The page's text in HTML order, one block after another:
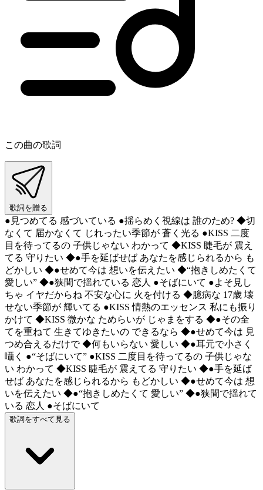
この曲の歌詞
歌詞を贈る
●見つめてる 感づいている ●揺らめく視線は 誰のため? ◆切
なくて 届かなくて じれったい季節が 蒼く光る ●KISS 二度
目を待ってるの 子供じゃない わかって ◆KISS 睫毛が 震え
てる 守りたい ◆●手を延ばせば あなたを感じられるから も
どかしい ◆●せめて今は 想いを伝えたい ◆“抱きしめたくて
愛しい” ◆●狭間で揺れている 恋人 ●そばにいて ●よそ見し
ちゃ イヤだからね 不安な心に 火を付ける ◆臆病な 17歳 壊
せない季節が 輝いてる ●KISS 情熱のエッセンス 私にも振り
かけて ◆KISS 微かな ためらいが じゃまをする ◆●その全
てを重ねて 生きてゆきたいの できるなら ◆●せめて今は 見
つめ合えるだけで ◆何もいらない 愛しい ◆●耳元で小さく
囁く ●“そばにいて” ●KISS 二度目を待ってるの 子供じゃな
い わかって ◆KISS 睫毛が 震えてる 守りたい ◆●手を延ば
せば あなたを感じられるから もどかしい ◆●せめて今は 想
いを伝えたい ◆●“抱きしめたくて 愛しい” ◆●狭間で揺れて
いる 恋人 ●そばにいて
歌詞をすべて見る